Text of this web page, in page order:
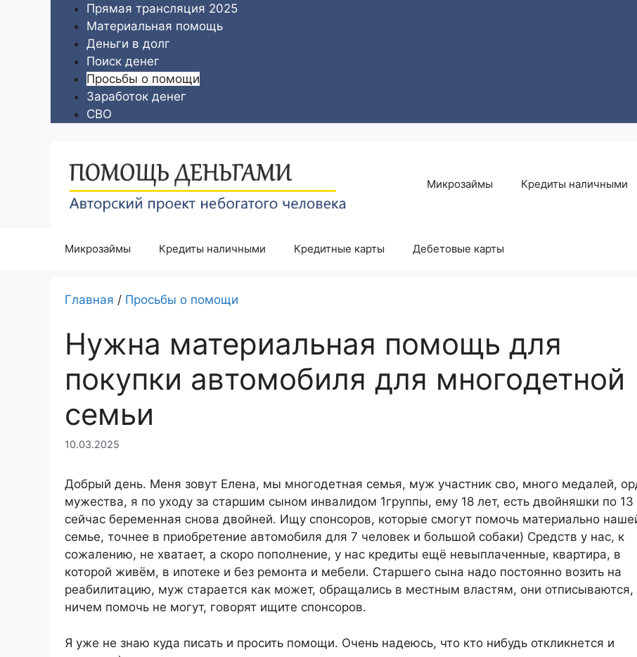
содержимому
Прямая трансляция 2025
Материальная помощь
Деньги в долг
Поиск денег
Просьбы о помощи
Заработок денег
СВО
Микрозаймы Кредиты наличными
Микрозаймы Кредиты наличными Кредитные карты Дебетовые карты
Главная / Просьбы о помощи
Нужна материальная помощь для
покупки автомобиля для многодетной
семьи
10.03.2025
Добрый день. Меня зовут Елена, мы многодетная семья, муж участник сво, много медалей,
мужества, я по уходу за старшим сыном инвалидом 1группы, ему 18 лет, есть двойняшки по 13
сейчас беременная снова двойней. Ищу спонсоров, которые смогут помочь материально
семье, точнее в приобретение автомобиля для 7 человек и большой собаки) Средств у нас, к
сожалению, не хватает, а скоро пополнение, у нас кредиты ещё невыплаченные, квартира, в
которой живём, в ипотеке и без ремонта и мебели. Старшего сына надо постоянно возить на
реабилитацию, муж старается как может, обращались в местным властям, они отписываются,
ничем помочь не могут, говорят ищите спонсоров.
Я уже не знаю куда писать и просить помощи. Очень надеюсь, что кто нибудь откликнется и